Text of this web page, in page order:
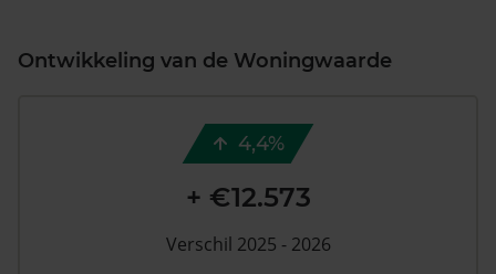
Ontwikkeling van de Woningwaarde
4,4%
+ €12.573
Verschil 2025 - 2026